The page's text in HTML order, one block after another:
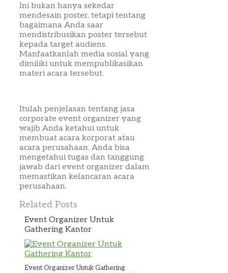
Ini bukan hanya sekedar
mendesain poster, tetapi tentang
bagaimana Anda saar
mendistribusikan poster tersebut
kepada target audiens.
Manfaatkanlah media sosial yang
dimiliki untuk mempublikasikan
materi acara tersebut.
Itulah penjelasan tentang jasa
corporate event organizer yang
wajib Anda ketahui untuk
membuat acara korporat atau
acara perusahaan. Anda bisa
mengetahui tugas dan tanggung
jawab dari event organizer dalam
memastikan kelancaran acara
perusahaan.
Related Posts
Event Organizer Untuk
Gathering Kantor
Event Organizer Untuk Gathering